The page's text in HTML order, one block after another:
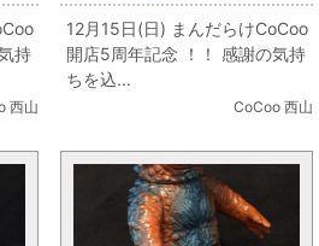
マ
持
西山
周年記念 「ぶたのはな ウルトラ
怪獣」
12月15日(日) まんだらけCoCoo
開店5周年記念 ！！ 感謝の気持
ちを込...
CoCoo 西山